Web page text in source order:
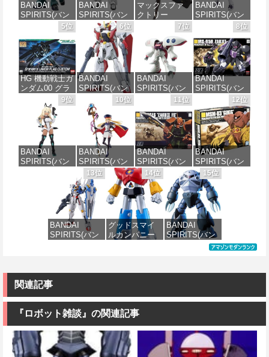
BANDAI
SPIRITS(バン
ダイ スピリッ
ツ) HG 機動新
世紀ガンダムX
ガンダムレオ
パルド 1/144ス
ケール 色分け
済みプラモデ
ル
価格：¥3,880
BANDAI
SPIRITS(バン
ダイ スピリッ
ツ) 機動警察パ
トレイバー
EZY RG 1/48
AV-98Plus (イ
ングラム・プ
ラス) 色分け済
みプラモデル
価格：¥6,600
マックスファ
クトリー
MXちゃん 組み
立て式プラモ
デル ノンスケ
ール 全高約
160mm
価格：¥10,087
BANDAI
SPIRITS(バン
ダイ スピリッ
ツ) 30MS SIS-
J00 メルンジ
ャ[カラーA] 色
分け済みプラ
モデル
価格：¥4,100
5位
HG 機動戦士ガ
ンダム00 グラ
ハム専用ユニ
オンフラッグ
カスタム 1/144
スケール 色分
け済みプラモ
デル
価格：¥1,800
6位
BANDAI
SPIRITS(バン
ダイ スピリッ
ツ) HGAW 機
動新世紀ガン
ダムX ガンダ
ムエアマスタ
ー 1/144スケー
ル 色分け済み
プラモデル
価格：¥3,600
7位
BANDAI
SPIRITS(バン
ダイ スピリッ
ツ) HGUC 195
機動戦士Zガン
ダム キュベレ
イ 1/144スケー
ル 色分け済み
プラモデル
価格：¥2,200
8位
BANDAI
SPIRITS(バン
ダイ スピリッ
ツ) HGUC 機動
戦士ガンダム
ザクI(黒い三連
星仕様) 1/144
スケール 色分
け済みプラモ
デル
価格：¥2,200
9位
BANDAI
SPIRITS(バン
エ[カラーC] 色
分け済みプラ
価格：¥4,500
10位
BANDAI
SPIRITS(バン
ダイ スピリッ
ツ) 30MS
Fate/Grand
Order アルトリ
ア・キャスタ
ー 色分け済み
プラモデル
11位
BANDAI
SPIRITS(バン
ダイ スピリッ
ツ) HGUC
1/144 ザクII
(ガルマ専用機)
(機動戦士ガン
ダム)
価格：¥2,500
12位
BANDAI
SPIRITS(バン
ダイ スピリッ
ツ) HGUC 機動
戦士ガンダム
MSM-03 ゴッ
グ 1/144スケー
ル 色分け済み
プラモデル
価格：¥2,300
13位
BANDAI
SPIRITS(バン
機動戦士ガン
ダム 水星の魔
アリアル 1/100
スケール 色分
け済みプラモ
デル
価格：¥4,822
14位
グッドスマイ
ルカンパニー
イアポロン 組
ケール 全高約
175mm
価格：¥8,820
15位
BANDAI
SPIRITS(バン
ダイ スピリッ
MSM-07 ズゴ
みプラモデル
関連記事
『ロボット雑談』の関連記事